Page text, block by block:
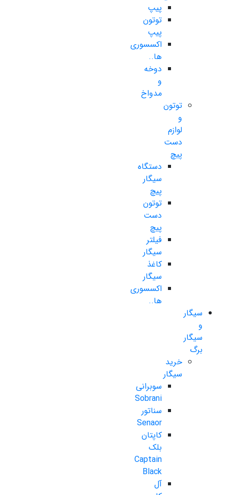
پیپ
توتون
پیپ
اکسسوری
ها..
دوخه
و
مدواخ
توتون
و
لوازم
دست
پیچ
دستگاه
سیگار
پیچ
توتون
دست
پیچ
فیلتر
سیگار
کاغذ
سیگار
اکسسوری
ها..
سیگار
و
سیگار
برگ
خرید
سیگار
سوبرانی
Sobrani
سناتور
Senaor
کاپتان
بلک
Captain
Black
آل